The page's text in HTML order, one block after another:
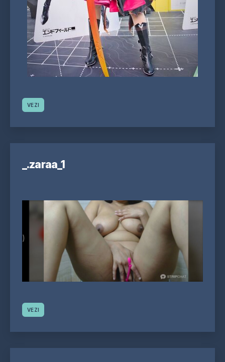
VEZI
_.zaraa_1
VEZI